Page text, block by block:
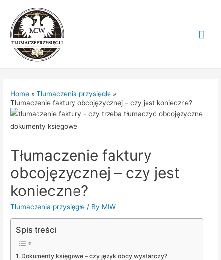
Home
Tłumaczenia przysięgłe
Tłumaczenie faktury obcojęzycznej – czy jest konieczne?
Tłumaczenie faktury
obcojęzycznej – czy jest
konieczne?
Tłumaczenia przysięgłe / By MIW
Spis treści
Dokumenty księgowe – czy język obcy wystarczy?